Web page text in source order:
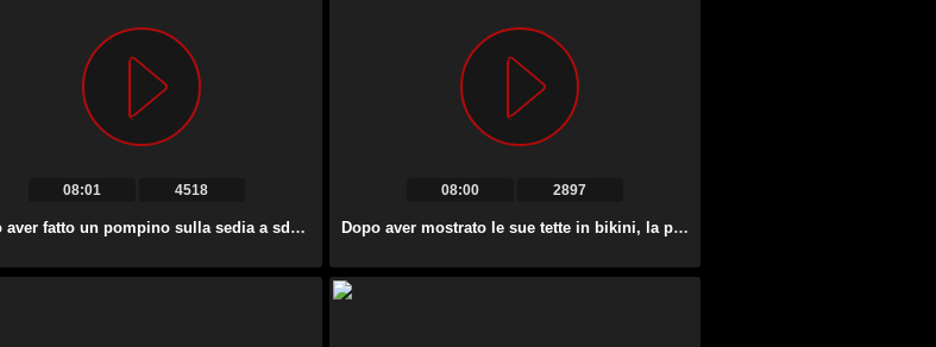
08:01 4518
Dopo aver fatto un pompino sulla sedia a sdraio, la milf tettona Alexis Fawx viene scopata da dietro.
08:00 2897
Dopo aver mostrato le sue tette in bikini, la puttana Cassandra Cruz fa un pompino profondo.